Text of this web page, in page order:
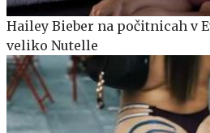
Hailey Bieber na počitnicah v
veliko Nutelle